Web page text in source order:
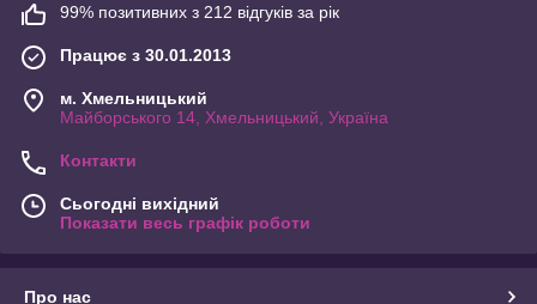
99% позитивних з 212 відгуків за рік
Працює з 30.01.2013
м. Хмельницький
Майборського 14, Хмельницький, Україна
Контакти
Сьогодні вихідний
Показати весь графік роботи
Про нас